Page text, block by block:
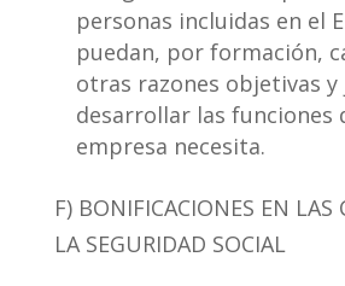
personas incluidas en el
puedan, por formación,
otras razones objetivas
desarrollar las funciones
empresa necesita.
F) BONIFICACIONES EN LAS
LA SEGURIDAD SOCIAL